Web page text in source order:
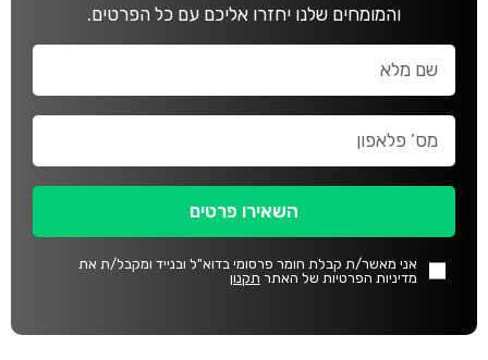
והמומחים שלנו יחזרו אליכם עם כל הפרטים.
אני מאשר/ת קבלת חומר פרסומי בדוא"ל ובנייד ומקבל/ת את
מדיניות הפרטיות של האתר תקנון
השאירו פרטים